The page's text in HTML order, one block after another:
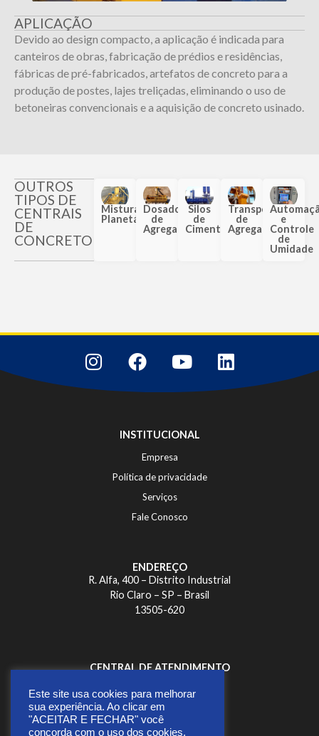
APLICAÇÃO
Devido ao design compacto, a aplicação é indicada para
canteiros de obras, fabricação de prédios e residências,
fábricas de pré-fabricados, artefatos de concreto para a
produção de postes, lajes treliçadas, eliminando o uso de
betoneiras convencionais e a aquisição de concreto usinado.
OUTROS
TIPOS DE
CENTRAIS
DE
CONCRETO
Misturador
Planetário
Dosadoras
de
Agregados
Silos
de
Cimento
Transporte
de
Agregados
e
Controle
de
Umidade
INSTITUCIONAL
Empresa
Política de privacidade
Serviços
Fale Conosco
ENDEREÇO
R. Alfa, 400 – Distrito Industrial
Rio Claro – SP – Brasil
13505-620
CENTRAL DE ATENDIMENTO
wch@wch.com.br
Este site usa cookies para melhorar
sua experiência. Ao clicar em
"ACEITAR E FECHAR" você
concorda com o uso dos cookies,